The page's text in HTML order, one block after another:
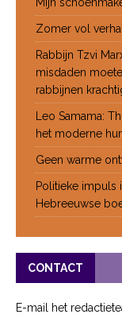
Zomer vol
Rabbijn Tzvi
misdaden
rabbijnen
Leo Samama:
het moderne
Geen warme
Politieke impuls
Hebreeuwse
CONTACT
E-mail het